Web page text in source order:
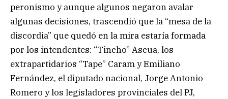
peronismo y aunque algunos negaron avalar
algunas decisiones, trascendió que la “mesa de la
discordia” que quedó en la mira estaría formada
por los intendentes: “Tincho” Ascua, los
extrapartidarios “Tape” Caram y Emiliano
Fernández, el diputado nacional, Jorge Antonio
Romero y los legisladores provinciales del PJ,